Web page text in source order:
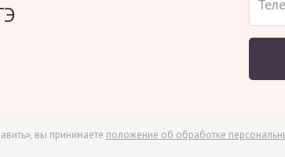
вы принимаете положение об обработке